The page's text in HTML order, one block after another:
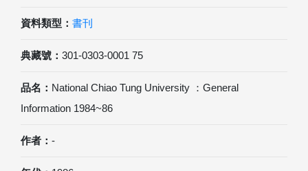
資料類型： 書刊
典藏號： 301-0303-0001 75
品名： National Chiao Tung University ：General
Information 1984~86
作者： -